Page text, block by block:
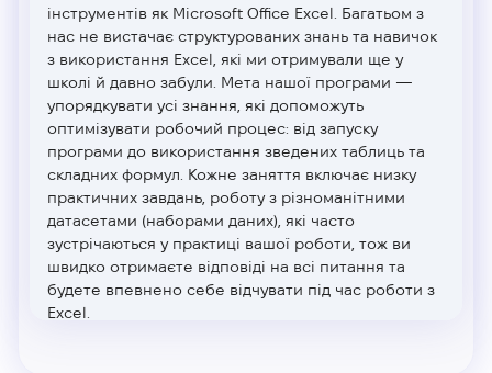
інструментів як Microsoft Office Excel. Багатьом з
нас не вистачає структурованих знань та навичок
з використання Excel, які ми отримували ще у
школі й давно забули. Мета нашої програми —
упорядкувати усі знання, які допоможуть
оптимізувати робочий процес: від запуску
програми до використання зведених таблиць та
складних формул. Кожне заняття включає низку
практичних завдань, роботу з різноманітними
датасетами (наборами даних), які часто
зустрічаються у практиці вашої роботи, тож ви
швидко отримаєте відповіді на всі питання та
будете впевнено себе відчувати під час роботи з
Excel.